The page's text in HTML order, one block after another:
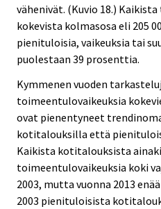
vähenivät. (Kuvio 18.)
kokevista kolmasosa eli 205
pienituloisia, vaikeuksia tai
puolestaan 39 prosenttia.
Kymmenen vuoden
toimeentulovaikeuksia
ovat pienentyneet
kotitalouksilla että
Kaikista kotitalouksista
toimeentulovaikeuksia koki
2003, mutta vuonna 2013
2003 pienituloisista